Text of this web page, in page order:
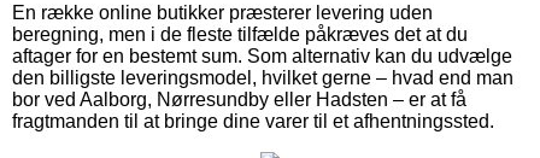
En række online butikker præsterer levering uden
beregning, men i de fleste tilfælde påkræves det at du
aftager for en bestemt sum. Som alternativ kan du udvælge
den billigste leveringsmodel, hvilket gerne – hvad end man
bor ved Aalborg, Nørresundby eller Hadsten – er at få
fragtmanden til at bringe dine varer til et afhentningssted.